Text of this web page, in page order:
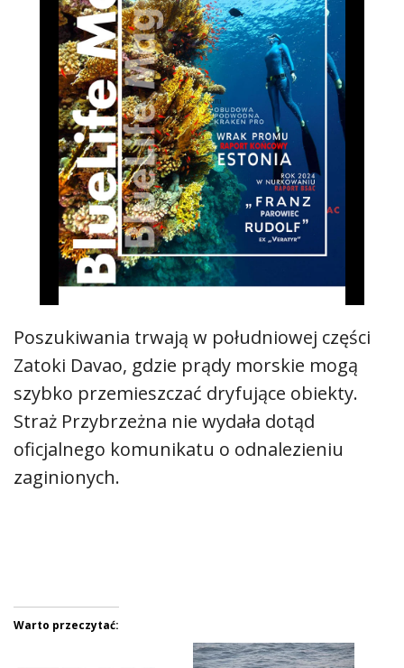
Poszukiwania trwają w południowej części
Zatoki Davao, gdzie prądy morskie mogą
szybko przemieszczać dryfujące obiekty.
Straż Przybrzeżna nie wydała dotąd
oficjalnego komunikatu o odnalezieniu
zaginionych.
Warto przeczytać: